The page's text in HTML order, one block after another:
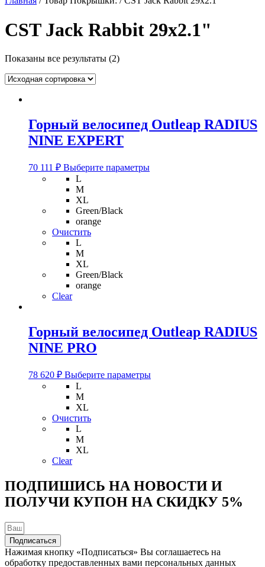
CST Jack Rabbit 29x2.1"
Показаны все результаты (2)
Горный велосипед Outleap RADIUS
NINE EXPERT
70 111 ₽ Выберите параметрыЭтот
L
M
XL
Green/Black
orange
Очистить
L
M
XL
Green/Black
orange
Clear
Горный велосипед Outleap RADIUS
NINE PRO
78 620 ₽ Выберите параметрыЭтот
товара.
L
M
XL
Очистить
L
M
XL
Clear
ПОДПИШИСЬ НА НОВОСТИ И
ПОЛУЧИ КУПОН НА СКИДКУ 5%
Подписаться
Нажимая кнопку «Подписаться» Вы соглашаетесь на
обработку предоставленных вами персональных данных